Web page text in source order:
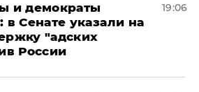
и демократы
Сенате указали на
"адских
России
19:06